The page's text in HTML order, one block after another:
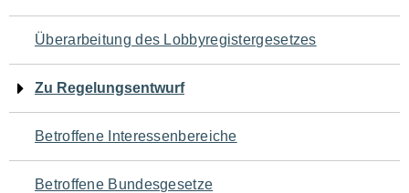
Navigation
für
den
Seiteninhalt
Überarbeitung des Lobbyregistergesetzes
Zu Regelungsentwurf
Betroffene Interessenbereiche
Betroffene Bundesgesetze